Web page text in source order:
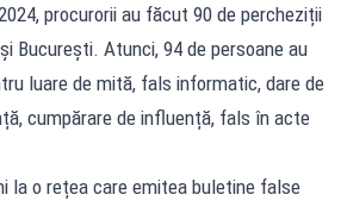
procurorii au făcut 90 de percheziții
București. Atunci, 94 de persoane au
luare de mită, fals informatic, dare de
cumpărare de influență, fals în acte
la o rețea care emitea buletine false